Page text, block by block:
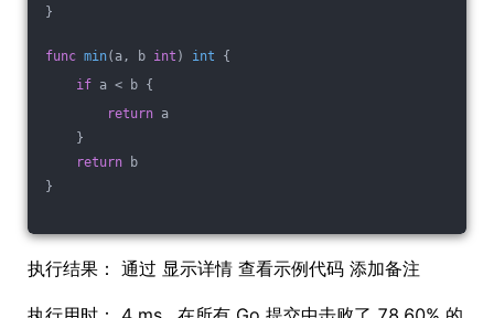
}
func min(a, b int ) int {
if a < b {
return a
}
return b
}
执行结果： 通过 显示详情 查看示例代码 添加备注